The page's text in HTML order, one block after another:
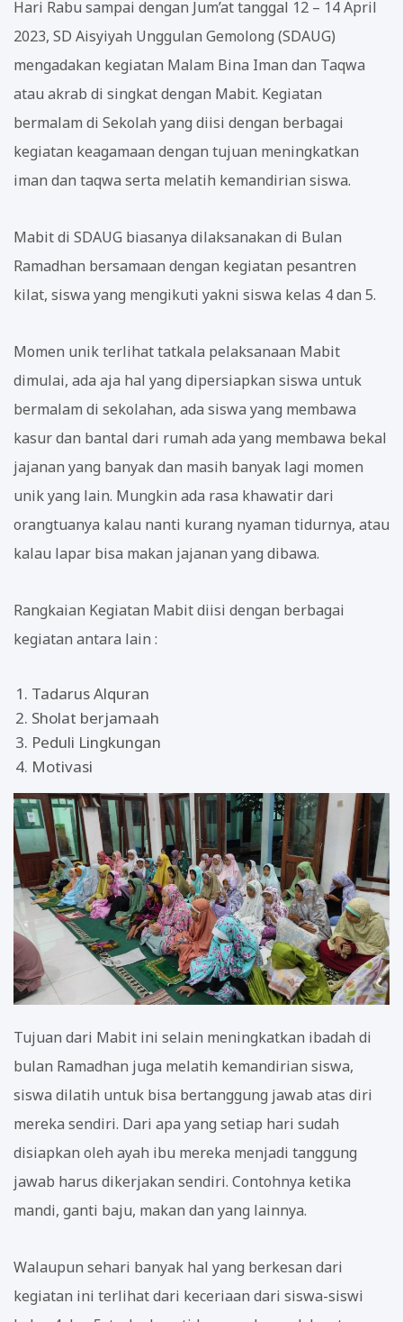
Hari Rabu sampai dengan Jum’at tanggal 12 – 14 April
2023, SD Aisyiyah Unggulan Gemolong (SDAUG)
mengadakan kegiatan Malam Bina Iman dan Taqwa
atau akrab di singkat dengan Mabit. Kegiatan
bermalam di Sekolah yang diisi dengan berbagai
kegiatan keagamaan dengan tujuan meningkatkan
iman dan taqwa serta melatih kemandirian siswa.
Mabit di SDAUG biasanya dilaksanakan di Bulan
Ramadhan bersamaan dengan kegiatan pesantren
kilat, siswa yang mengikuti yakni siswa kelas 4 dan 5.
Momen unik terlihat tatkala pelaksanaan Mabit
dimulai, ada aja hal yang dipersiapkan siswa untuk
bermalam di sekolahan, ada siswa yang membawa
kasur dan bantal dari rumah ada yang membawa bekal
jajanan yang banyak dan masih banyak lagi momen
unik yang lain. Mungkin ada rasa khawatir dari
orangtuanya kalau nanti kurang nyaman tidurnya, atau
kalau lapar bisa makan jajanan yang dibawa.
Rangkaian Kegiatan Mabit diisi dengan berbagai
kegiatan antara lain :
Tadarus Alquran
Sholat berjamaah
Peduli Lingkungan
Motivasi
Tujuan dari Mabit ini selain meningkatkan ibadah di
bulan Ramadhan juga melatih kemandirian siswa,
siswa dilatih untuk bisa bertanggung jawab atas diri
mereka sendiri. Dari apa yang setiap hari sudah
disiapkan oleh ayah ibu mereka menjadi tanggung
jawab harus dikerjakan sendiri. Contohnya ketika
mandi, ganti baju, makan dan yang lainnya.
Walaupun sehari banyak hal yang berkesan dari
kegiatan ini terlihat dari keceriaan dari siswa-siswi